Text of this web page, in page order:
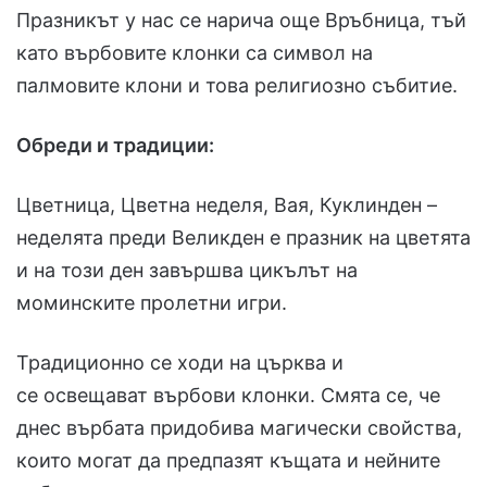
Празникът у нас се нарича още Връбница, тъй
като върбовите клонки са символ на
палмовите клони и това религиозно събитие.
Обреди и традиции:
Цветница, Цветна неделя, Вая, Куклинден –
неделята преди Великден е празник на цветята
и на този ден завършва цикълът на
моминските пролетни игри.
Традиционно се ходи на църква и
се освещават върбови клонки. Смята се, че
днес върбата придобива магически свойства,
които могат да предпазят къщата и нейните